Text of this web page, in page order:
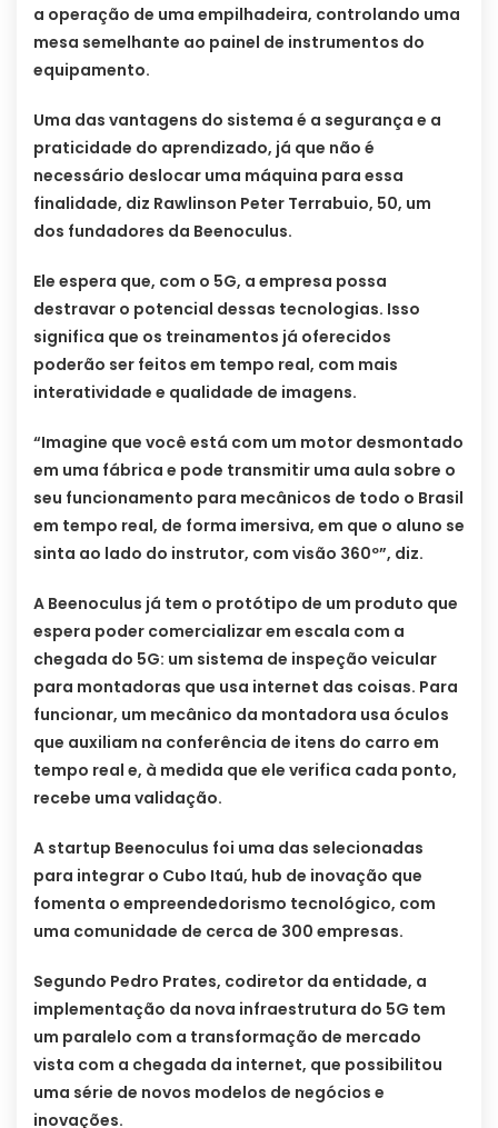
a operação de uma empilhadeira, controlando uma
mesa semelhante ao painel de instrumentos do
equipamento.
Uma das vantagens do sistema é a segurança e a
praticidade do aprendizado, já que não é
necessário deslocar uma máquina para essa
finalidade, diz Rawlinson Peter Terrabuio, 50, um
dos fundadores da Beenoculus.
Ele espera que, com o 5G, a empresa possa
destravar o potencial dessas tecnologias. Isso
significa que os treinamentos já oferecidos
poderão ser feitos em tempo real, com mais
interatividade e qualidade de imagens.
“Imagine que você está com um motor desmontado
em uma fábrica e pode transmitir uma aula sobre o
seu funcionamento para mecânicos de todo o Brasil
em tempo real, de forma imersiva, em que o aluno se
sinta ao lado do instrutor, com visão 360º”, diz.
A Beenoculus já tem o protótipo de um produto que
espera poder comercializar em escala com a
chegada do 5G: um sistema de inspeção veicular
para montadoras que usa internet das coisas. Para
funcionar, um mecânico da montadora usa óculos
que auxiliam na conferência de itens do carro em
tempo real e, à medida que ele verifica cada ponto,
recebe uma validação.
A startup Beenoculus foi uma das selecionadas
para integrar o Cubo Itaú, hub de inovação que
fomenta o empreendedorismo tecnológico, com
uma comunidade de cerca de 300 empresas.
Segundo Pedro Prates, codiretor da entidade, a
implementação da nova infraestrutura do 5G tem
um paralelo com a transformação de mercado
vista com a chegada da internet, que possibilitou
uma série de novos modelos de negócios e
inovações.